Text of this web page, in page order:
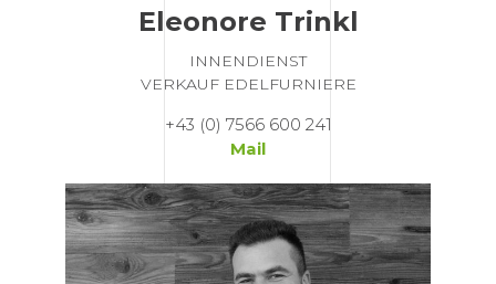
Eleonore Trinkl
INNENDIENST
VERKAUF EDELFURNIERE
+43 (0) 7566 600 241
Mail